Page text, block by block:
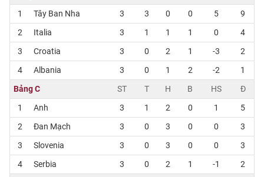
1
Tây Ban Nha 3 3 0 0 5
9
2
Italia 3 1 1 1 0
4
3
Croatia 3 0 2 1 -3
2
4
Albania 3 0 1 2 -2
1
Bảng C
ST T H B HS
Đ
1
Anh 3 1 2 0 1
5
2
Đan Mạch 3 0 3 0 0
3
3
Slovenia 3 0 3 0 0
3
4
Serbia 3 0 2 1 -1
2